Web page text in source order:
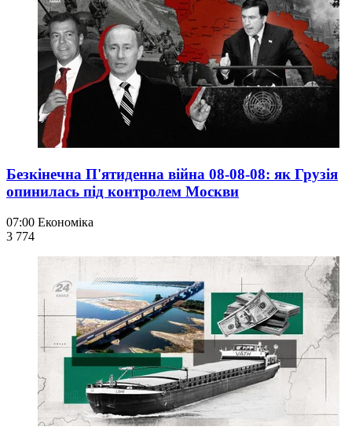
Безкінечна П'ятиденна війна 08-08-08: як Грузія
опинилась під контролем Москви
07:00 Економіка
3 774